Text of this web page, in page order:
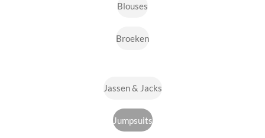
Blouses
Broeken
Jassen & Jacks
Jumpsuits